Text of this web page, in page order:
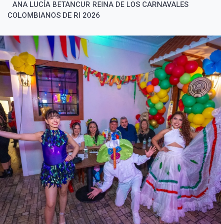
ANA LUCÍA BETANCUR REINA DE LOS CARNAVALES
COLOMBIANOS DE RI 2026